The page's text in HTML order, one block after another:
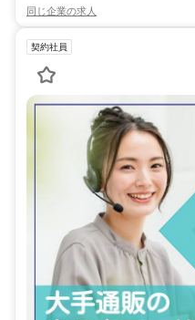
同じ企業の求人
契約社員